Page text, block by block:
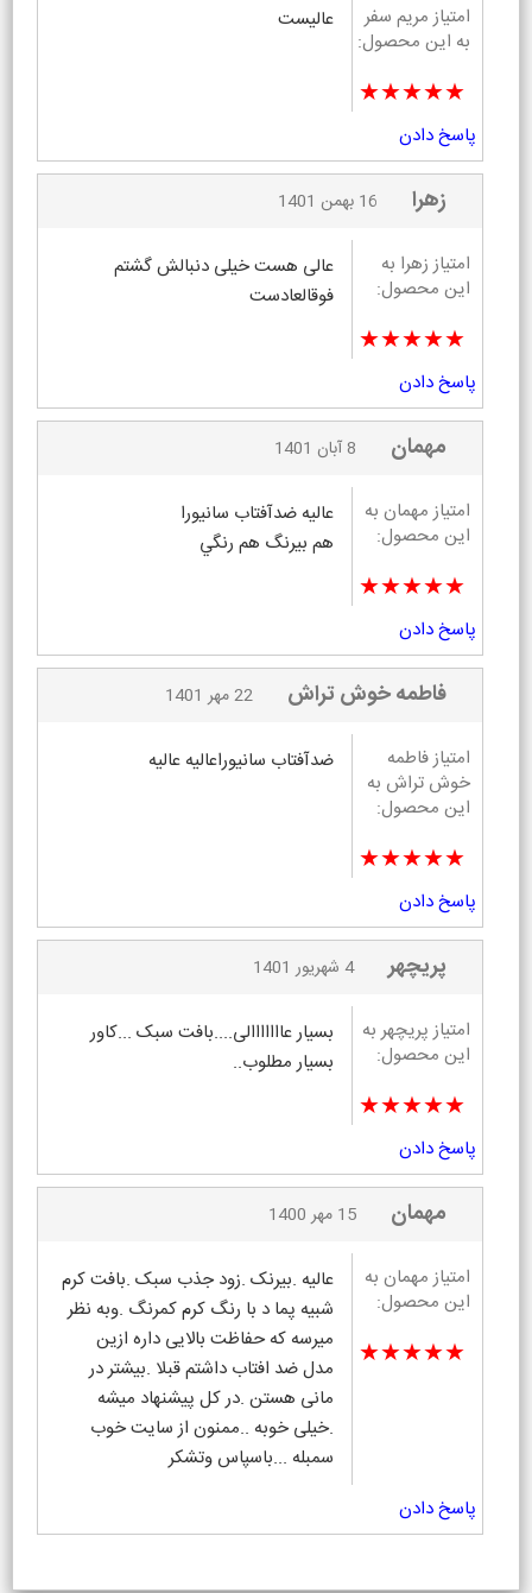
امتیاز مریم سفر
به این محصول:
★★★★★
عالیست
پاسخ دادن
زهرا 16 بهمن 1401
امتیاز زهرا به
این محصول:
★★★★★
عالی هست خیلی دنبالش گشتم
فوقالعادست
پاسخ دادن
مهمان 8 آبان 1401
امتیاز مهمان به
این محصول:
★★★★★
عاليه ضدآفتاب سانيورا
هم بيرنگ هم رنگي
پاسخ دادن
فاطمه خوش تراش 22 مهر 1401
امتیاز فاطمه
خوش تراش به
این محصول:
★★★★★
ضدآفتاب سانیوراعالیه عالیه
پاسخ دادن
پریچهر 4 شهریور 1401
امتیاز پریچهر به
این محصول:
★★★★★
بسیار عااااااالی....‌بافت سبک ...کاور
بسیار مطلوب..
پاسخ دادن
مهمان 15 مهر 1400
امتیاز مهمان به
این محصول:
★★★★★
عالیه .بیرنک .زود جذب سبک .بافت کرم
شبیه پما د با رنگ کرم کمرنگ .وبه نظر
میرسه که حفاظت بالایی داره ازین
مدل ضد افتاب داشتم قبلا .بیشتر در
مانی هستن .در کل پیشنهاد میشه
.خیلی خوبه ..ممنون از سایت خوب
سمبله ...باسپاس وتشکر
پاسخ دادن